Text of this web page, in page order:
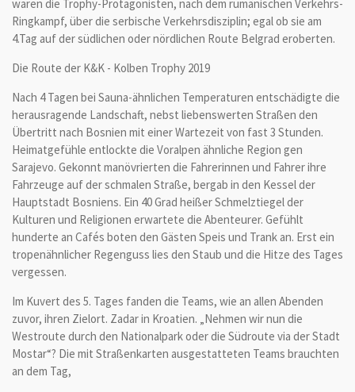
waren die Trophy-Protagonisten, nach dem rumänischen Verkehrs-
Ringkampf, über die serbische Verkehrsdisziplin; egal ob sie am
4.Tag auf der südlichen oder nördlichen Route Belgrad eroberten.
Die Route der K&K - Kolben Trophy 2019
Nach 4 Tagen bei Sauna-ähnlichen Temperaturen entschädigte die
herausragende Landschaft, nebst liebenswerten Straßen den
Übertritt nach Bosnien mit einer Wartezeit von fast 3 Stunden.
Heimatgefühle entlockte die Voralpen ähnliche Region gen
Sarajevo. Gekonnt manövrierten die Fahrerinnen und Fahrer ihre
Fahrzeuge auf der schmalen Straße, bergab in den Kessel der
Hauptstadt Bosniens. Ein 40 Grad heißer Schmelztiegel der
Kulturen und Religionen erwartete die Abenteurer. Gefühlt
hunderte an Cafés boten den Gästen Speis und Trank an. Erst ein
tropenähnlicher Regenguss lies den Staub und die Hitze des Tages
vergessen.
Im Kuvert des 5. Tages fanden die Teams, wie an allen Abenden
zuvor, ihren Zielort. Zadar in Kroatien. „Nehmen wir nun die
Westroute durch den Nationalpark oder die Südroute via der Stadt
Mostar“? Die mit Straßenkarten ausgestatteten Teams brauchten
an dem Tag,